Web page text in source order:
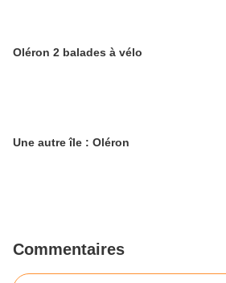
Oléron 2 balades à vélo
Une autre île : Oléron
Commentaires